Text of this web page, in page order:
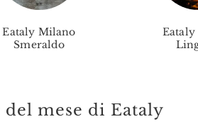
Eataly Milano
Smeraldo
mese di Eataly